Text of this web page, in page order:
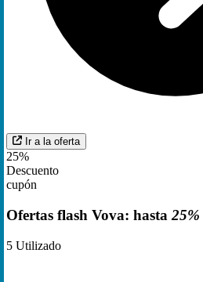
Ir a la oferta
25%
Descuento
cupón
Ofertas flash Vova: hasta 25%
5 Utilizado